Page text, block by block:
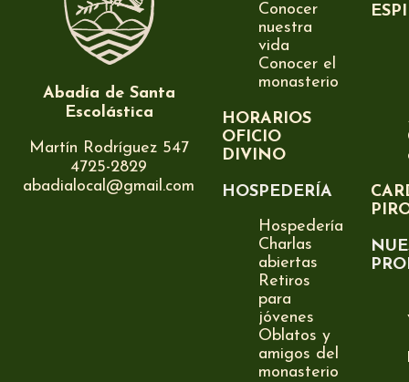
Abadía de Santa
Escolástica
Martín Rodríguez 547
4725-2829
abadialocal@gmail.com
Conocer
nuestra
vida
Conocer el
monasterio
HORARIOS
OFICIO
DIVINO
HOSPEDERÍA
Hospedería
Charlas
abiertas
Retiros
para
jóvenes
Oblatos y
amigos del
monasterio